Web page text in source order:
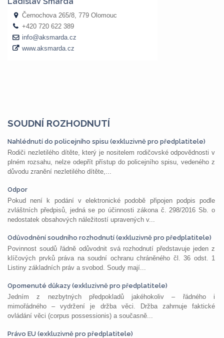
SOUDNÍ ROZHODNUTÍ
Nahlédnutí do policejního spisu (exkluzivně pro předplatitele)
Rodiči nezletilého dítěte, který je nositelem rodičovské odpovědnosti v
plném rozsahu, nelze odepřít přístup do policejního spisu, vedeného z
důvodu zranění nezletilého dítěte,...
Odpor
Pokud není k podání v elektronické podobě připojen podpis podle
zvláštních předpisů, jedná se po účinnosti zákona č. 298/2016 Sb. o
nedostatek obsahových náležitostí upravených v...
Odůvodnění soudního rozhodnutí (exkluzivně pro předplatitele)
Povinnost soudů řádně odůvodnit svá rozhodnutí představuje jeden z
klíčových prvků práva na soudní ochranu chráněného čl. 36 odst. 1
Listiny základních práv a svobod. Soudy mají...
Opomenuté důkazy (exkluzivně pro předplatitele)
Jedním z nezbytných předpokladů jakéhokoliv – řádného i
mimořádného – vydržení je držba věci. Držba zahrnuje faktické
ovládání věci (corpus possessionis) a současně...
Právo EU (exkluzivně pro předplatitele)